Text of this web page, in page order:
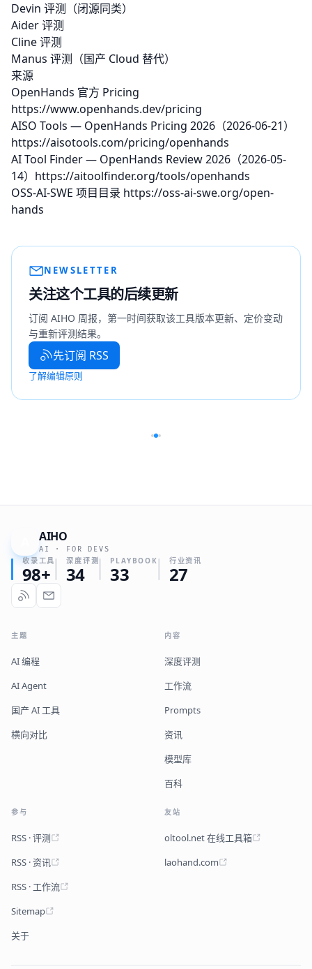
Devin 评测 （闭源同类）
Aider 评测
Cline 评测
Manus 评测 （国产 Cloud 替代）
来源
OpenHands 官方 Pricing
https://www.openhands.dev/pricing
AISO Tools — OpenHands Pricing 2026（2026-06-21）
https://aisotools.com/pricing/openhands
AI Tool Finder — OpenHands Review 2026（2026-05-
14） https://aitoolfinder.org/tools/openhands
OSS-AI-SWE 项目目录 https://oss-ai-swe.org/open-
hands
NEWSLETTER
关注这个工具的后续更新
订阅 AIHO 周报，第一时间获取该工具版本更新、定价变动
与重新评测结果。
先订阅 RSS
了解编辑原则
AIHO
AI · FOR DEVS
收录工具
98+
深度评测
34
PLAYBOOK
33
行业资讯
27
主题
AI 编程
AI Agent
国产 AI 工具
横向对比
内容
深度评测
工作流
Prompts
资讯
模型库
百科
参与
RSS · 评测
RSS · 资讯
RSS · 工作流
Sitemap
关于
友站
oltool.net 在线工具箱
laohand.com